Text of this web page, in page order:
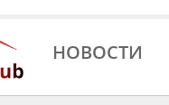
НОВОСТИ